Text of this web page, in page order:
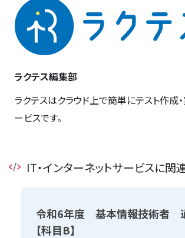
ラクテス編集部
ラクテスはクラウド上で簡単にテスト作成
ービスです。
IT・インターネットサービスに関
令和6年度 基本情報技術者
【科目B】